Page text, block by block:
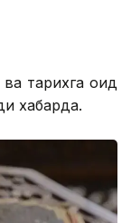
тарихга оид
хабарда.